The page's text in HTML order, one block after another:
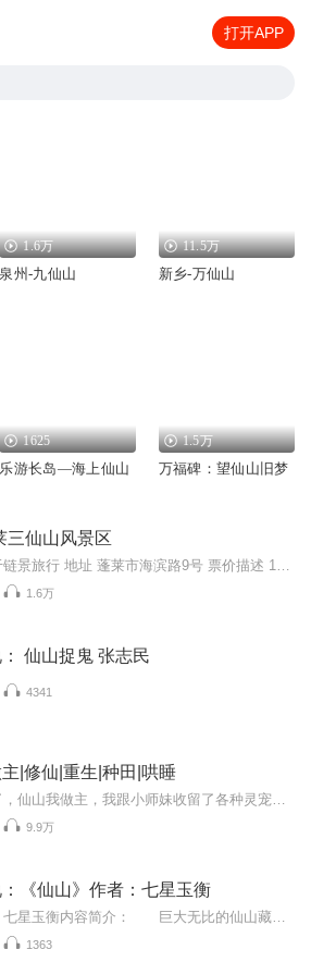
打开APP
1.6万
泉州-九仙山
11.5万
新乡-万仙山
1625
乐游长岛—海上仙山
1.5万
万福碑：望仙山旧梦
三仙山风景区
1.6万
仙山捉鬼 张志民
4341
|修仙|重生|种田|哄睡
9.9万
《仙山》作者：七星玉衡
1363